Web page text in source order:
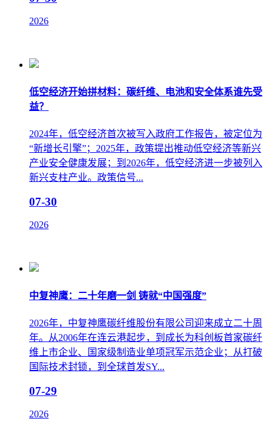
2026
低空经济开始拼材料：碳纤维、电池和安全体系谁先受
益？
2024年，低空经济首次被写入政府工作报告，被定位为
“新增长引擎”；2025年，政策提出推动低空经济等新兴
产业安全健康发展；到2026年，低空经济进一步被列入
新兴支柱产业。政策信号...
07-30
2026
中复神鹰：二十年磨一剑 铸就“中国强度”
2026年，中复神鹰碳纤维股份有限公司迎来成立二十周
年。从2006年在连云港起步，到成长为科创板首家碳纤
维上市企业、国家级制造业单项冠军示范企业；从打破
国际技术封锁，到全球首发SY...
07-29
2026